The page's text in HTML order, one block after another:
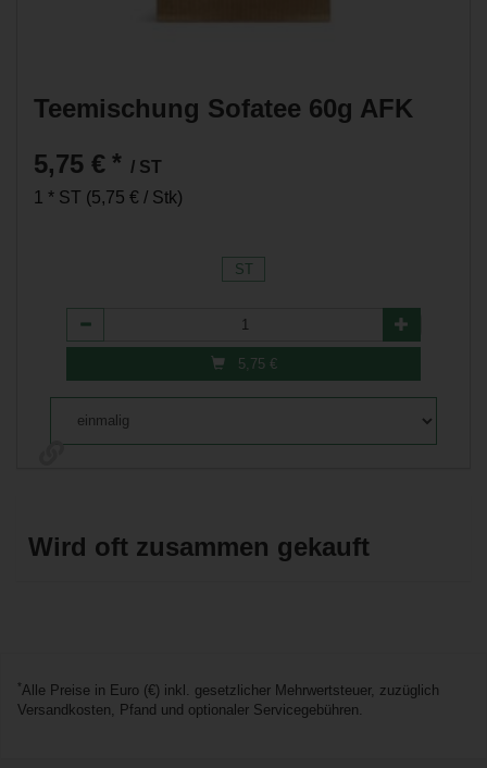
Teemischung Sofatee 60g AFK
5,75 € * / ST
1 * ST (5,75 € / Stk)
ST
Anzahl
5,75 €
*Alle Preise in Euro (€) inkl. gesetzlicher Mehrwertsteuer, zuzüglich
Versandkosten, Pfand und optionaler Servicegebühren.